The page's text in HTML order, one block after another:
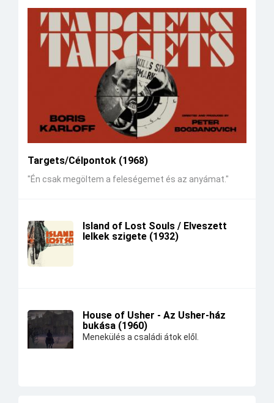
Targets/Célpontok (1968)
"Én csak megöltem a feleségemet és az anyámat."
Island of Lost Souls / Elveszett
lelkek szigete (1932)
House of Usher - Az Usher-ház
bukása (1960)
Menekülés a családi átok elől.